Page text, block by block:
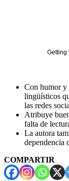
Getting
Con humor y
lingüísticos
las redes
Atribuye
falta de
La autora
dependencia
COMPARTIR